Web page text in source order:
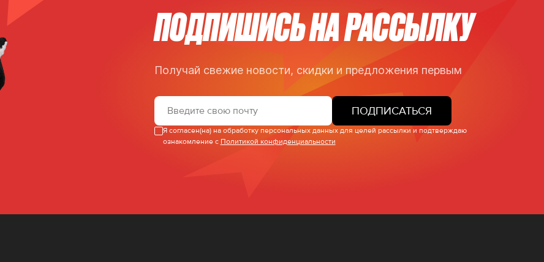
ПОДПИШИСЬ НА РАССЫЛКУ
Получай свежие новости, скидки и предложения первым
ПОДПИСАТЬСЯ
Я согласен(на) на обработку персональных данных для целей рассылки и подтверждаю
ознакомление с Политикой конфиденциальности